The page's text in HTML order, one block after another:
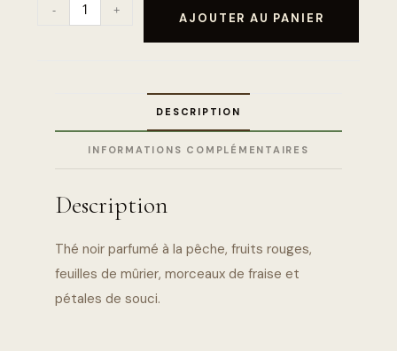
- +
AJOUTER AU PANIER
DESCRIPTION
INFORMATIONS COMPLÉMENTAIRES
Description
Thé noir parfumé à la pêche, fruits rouges,
feuilles de mûrier, morceaux de fraise et
pétales de souci.